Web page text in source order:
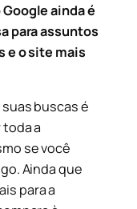
Google ainda é
para assuntos
e o site mais
buscas é
a
se você
Ainda que
para a